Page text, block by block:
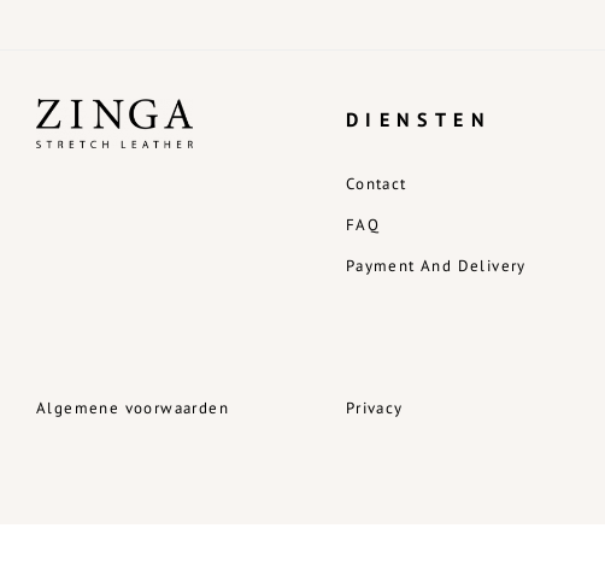
Algemene voorwaarden
DIENSTEN
Contact
FAQ
Payment And Delivery
Privacy